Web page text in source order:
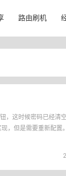
路由刷机
，这时候密码已经清
，但是需要重新配置